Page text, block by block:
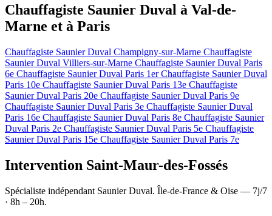
Chauffagiste Saunier Duval à Val-de-
Marne et à Paris
Chauffagiste Saunier Duval Champigny-sur-Marne Chauffagiste
Saunier Duval Villiers-sur-Marne Chauffagiste Saunier Duval Paris
6e Chauffagiste Saunier Duval Paris 1erChauffagiste Saunier Duval
Paris 10e Chauffagiste Saunier Duval Paris 13e Chauffagiste
Saunier Duval Paris 20e Chauffagiste Saunier Duval Paris 9e
Chauffagiste Saunier Duval Paris 3e Chauffagiste Saunier Duval
Paris 16e Chauffagiste Saunier Duval Paris 8e Chauffagiste Saunier
Duval Paris 2e Chauffagiste Saunier Duval Paris 5e Chauffagiste
Saunier Duval Paris 15e Chauffagiste Saunier Duval Paris 7e
Intervention Saint-Maur-des-Fossés
Spécialiste indépendant Saunier Duval. Île-de-France & Oise — 7j/7
· 8h – 20h.